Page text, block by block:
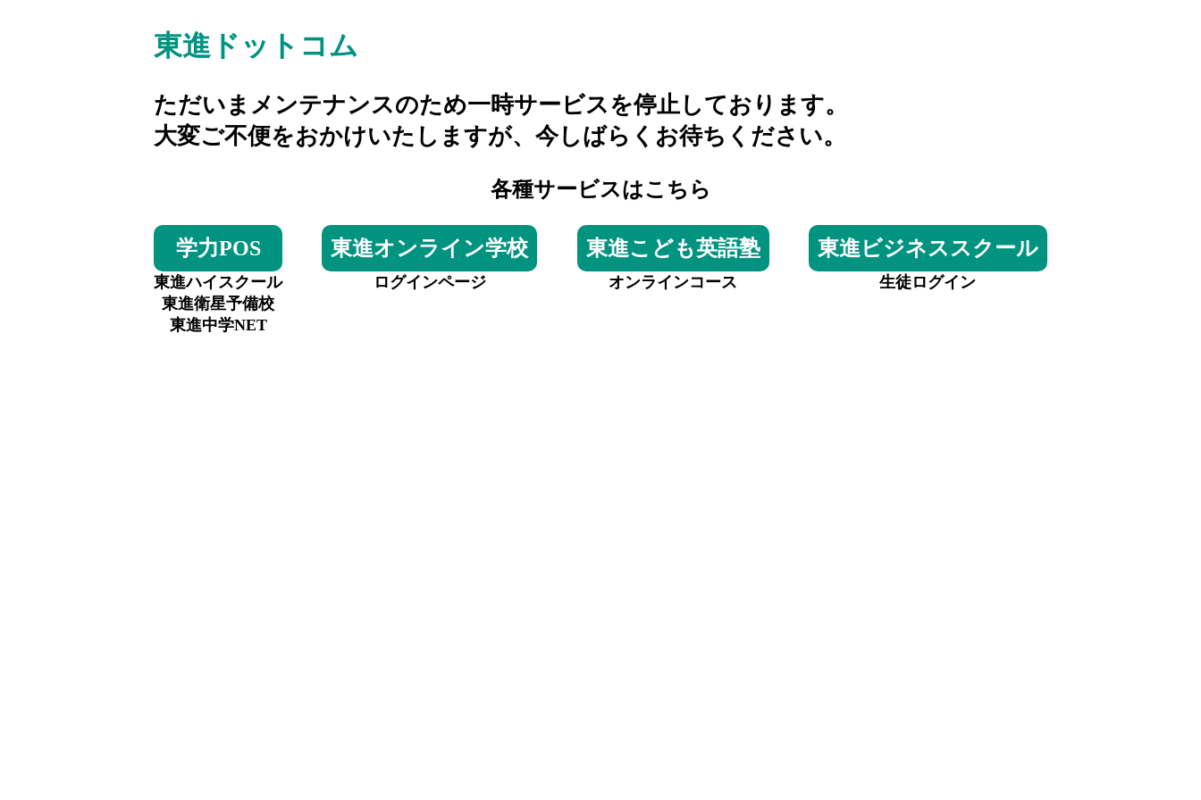
東進ドットコム
ただいまメンテナンスのため一時サービスを停止しております。
大変ご不便をおかけいたしますが、今しばらくお待ちください。
各種サービスはこちら
学力POS
東進ハイスクール
東進衛星予備校
東進中学NET
東進オンライン学校
ログインページ
東進こども英語塾
オンラインコース
東進ビジネススクール
生徒ログイン